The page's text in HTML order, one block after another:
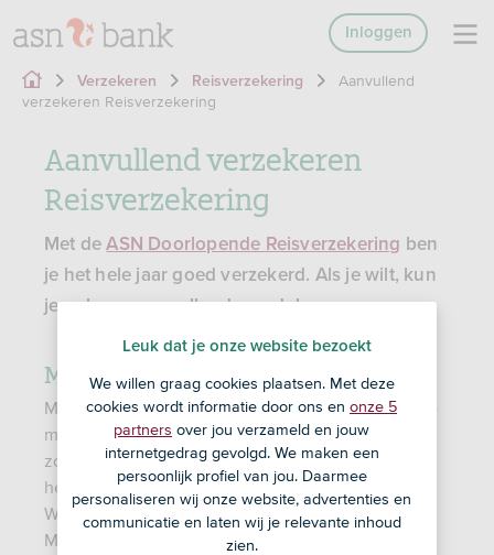
Inloggen
Verzekeren Reisverzekering
Aanvullend
verzekeren Reisverzekering
Aanvullend verzekeren
Reisverzekering
Met deASN Doorlopende Reisverzekering ben
je het hele jaar goed verzekerd. Als je wilt, kun
je ook een aanvullende module aanvragen.
Medische kosten
Moet je zorgkosten maken op reis? Dan verzeker je
met de Module Medische kosten het deel dat je
zorgverzekering niet vergoedt. Goed om te weten:
heb je gekozen voor werelddekking of de Module
Wintersport en Bijzondere Sporten? Dan is de
Module Medische Kosten altijd meeverzekerd.
Leuk dat je onze website bezoekt
We willen graag cookies plaatsen. Met deze
cookies wordt informatie door ons en onze 5
partners over jou verzameld en jouw
internetgedrag gevolgd. We maken een
persoonlijk profiel van jou. Daarmee
personaliseren wij onze website, advertenties en
communicatie en laten wij je relevante inhoud
zien.